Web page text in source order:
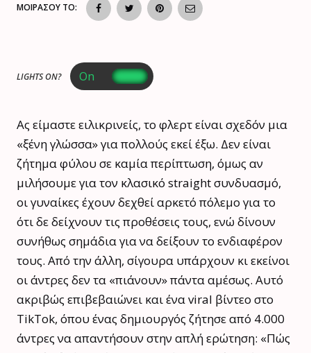
ΜΟΙΡΑΣΟΥ ΤΟ:
LIGHTS ON?
Ας είμαστε ειλικρινείς, το φλερτ είναι σχεδόν μια
«ξένη γλώσσα» για πολλούς εκεί έξω. Δεν είναι
ζήτημα φύλου σε καμία περίπτωση, όμως αν
μιλήσουμε για τον κλασικό straight συνδυασμό,
οι γυναίκες έχουν δεχθεί αρκετό πόλεμο για το
ότι δε δείχνουν τις προθέσεις τους, ενώ δίνουν
συνήθως σημάδια για να δείξουν το ενδιαφέρον
τους. Από την άλλη, σίγουρα υπάρχουν κι εκείνοι
οι άντρες δεν τα «πιάνουν» πάντα αμέσως. Αυτό
ακριβώς επιβεβαιώνει και ένα viral βίντεο στο
TikTok, όπου ένας δημιουργός ζήτησε από 4.000
άντρες να απαντήσουν στην απλή ερώτηση: «Πώς